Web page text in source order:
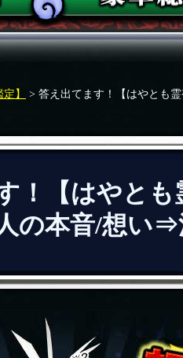
】
> 答え出てます！【はやとも
！【はやとも
の本音/想い⇒